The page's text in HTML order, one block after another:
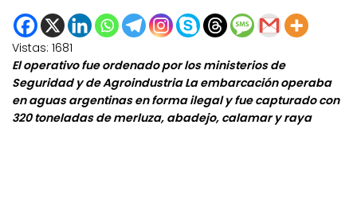
Vistas: 1681
El operativo fue ordenado por los ministerios de
Seguridad y de Agroindustria La embarcación operaba
en aguas argentinas en forma ilegal y fue capturado con
320 toneladas de merluza, abadejo, calamar y raya